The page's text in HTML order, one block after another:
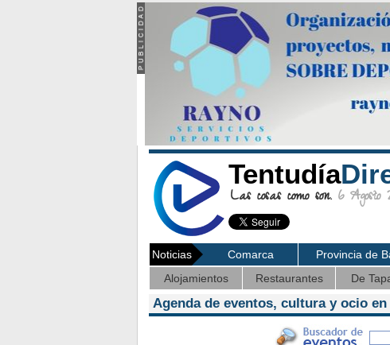
Tentudía
Las cosas como son. 6 Agosto
Noticias Comarca Provincia de
Alojamientos
Restaurantes De
Agenda de eventos, cultura y ocio en